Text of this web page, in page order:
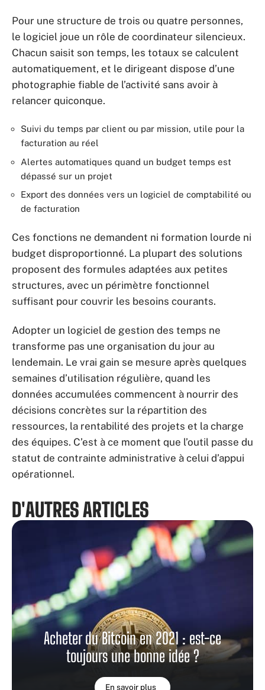
Pour une structure de trois ou quatre personnes,
le logiciel joue un rôle de coordinateur silencieux.
Chacun saisit son temps, les totaux se calculent
automatiquement, et le dirigeant dispose d’une
photographie fiable de l’activité sans avoir à
relancer quiconque.
Suivi du temps par client ou par mission, utile pour la
facturation au réel
Alertes automatiques quand un budget temps est
dépassé sur un projet
Export des données vers un logiciel de comptabilité ou
de facturation
Ces fonctions ne demandent ni formation lourde ni
budget disproportionné. La plupart des solutions
proposent des formules adaptées aux petites
structures, avec un périmètre fonctionnel
suffisant pour couvrir les besoins courants.
Adopter un logiciel de gestion des temps ne
transforme pas une organisation du jour au
lendemain. Le vrai gain se mesure après quelques
semaines d’utilisation régulière, quand les
données accumulées commencent à nourrir des
décisions concrètes sur la répartition des
ressources, la rentabilité des projets et la charge
des équipes. C’est à ce moment que l’outil passe du
statut de contrainte administrative à celui d’appui
opérationnel.
D'AUTRES ARTICLES
Acheter du Bitcoin en 2021 : est-ce
toujours une bonne idée ?
En savoir plus